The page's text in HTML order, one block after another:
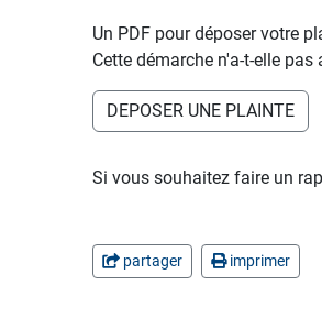
Un PDF pour déposer votre
Cette démarche n'a-t-elle
DEPOSER UNE PLAINTE
Si vous souhaitez faire un
partager imprimer